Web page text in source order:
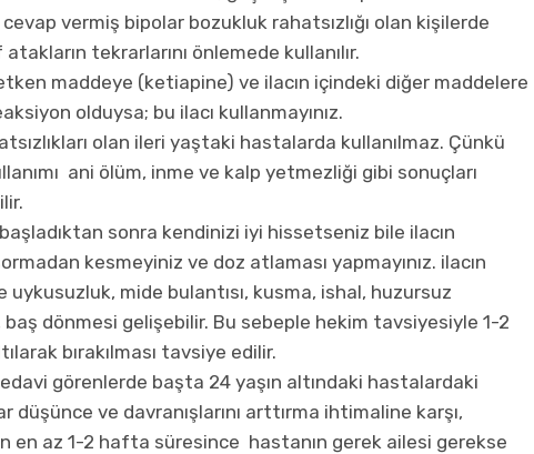
vermiş bipolar bozukluk rahatsızlığı olan kişilerde
tekrarlarını önlemede kullanılır.
maddeye (ketiapine) ve ilacın içindeki diğer maddelere
olduysa; bu ilacı kullanmayınız.
olan ileri yaştaki hastalarda kullanılmaz. Çünkü
ani ölüm, inme ve kalp yetmezliği gibi sonuçları
sonra kendinizi iyi hissetseniz bile ilacın
kesmeyiniz ve doz atlaması yapmayınız. ilacın
uykusuzluk, mide bulantısı, kusma, ishal, huzursuz
baş dönmesi gelişebilir. Bu sebeple hekim tavsiyesiyle 1-2
bırakılması tavsiye edilir.
görenlerde başta 24 yaşın altındaki hastalardaki
düşünce ve davranışlarını arttırma ihtimaline karşı,
en az 1-2 hafta süresince hastanın gerek ailesi gerekse